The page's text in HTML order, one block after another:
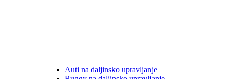
Auti na daljinsko upravljanje